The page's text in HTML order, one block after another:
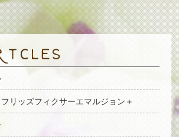
リッズフィクサーエマルジョン＋